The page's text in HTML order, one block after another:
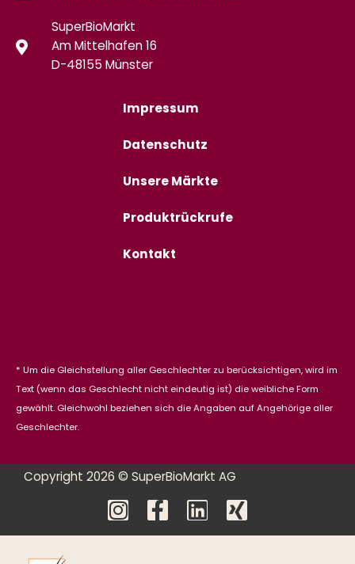
SuperBioMarkt
Am Mittelhafen 16
D-48155 Münster
Impressum
Datenschutz
Unsere Märkte
Produktrückrufe
Kontakt
* Um die Gleichstellung aller Geschlechter zu berücksichtigen, wird im
Text (wenn das Geschlecht nicht eindeutig ist) die weibliche Form
gewählt. Gleichwohl beziehen sich die Angaben auf Angehörige aller
Geschlechter.
Copyright 2026 © SuperBioMarkt AG